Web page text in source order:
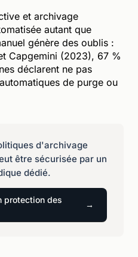
et archivage
autant que
génère des oublis :
Capgemini (2023), 67 %
déclarent ne pas
de purge ou
d'archivage
être sécurisée par un
dédié.
protection des